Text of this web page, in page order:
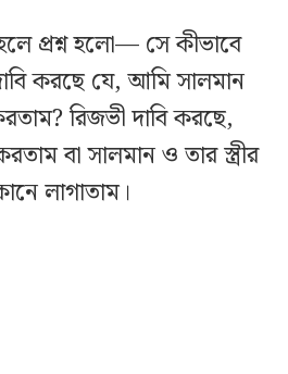
প্রশ্ন হলো— সে কীভাবে
করছে যে, আমি সালমান
রিজভী দাবি করছে,
বা সালমান ও তার স্ত্রীর
লাগাতাম।